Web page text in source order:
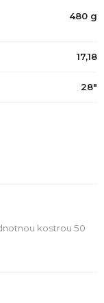
480 g
17,18
28"
kostrou 50